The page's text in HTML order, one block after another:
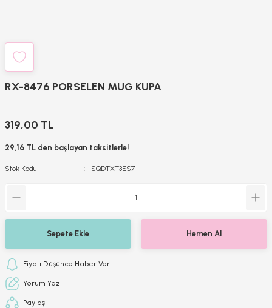
RX-8476 PORSELEN MUG KUPA
319,00 TL
29,16 TL den başlayan taksitlerle!
Stok Kodu SQDTXT3ES7
Sepete Ekle Hemen Al
Fiyatı Düşünce Haber Ver
Yorum Yaz
Paylaş